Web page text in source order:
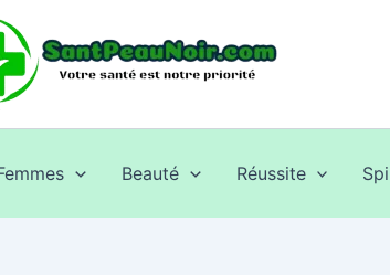
Beauté Réussite